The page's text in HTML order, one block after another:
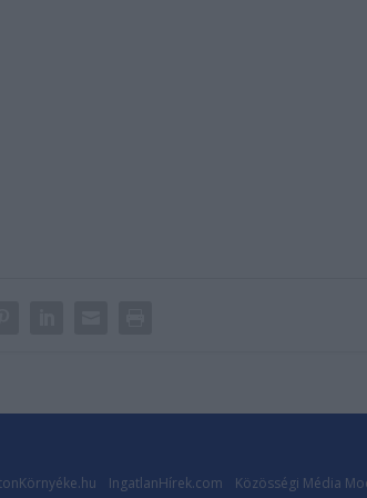
IngatlanHírek.com Közösségi Média